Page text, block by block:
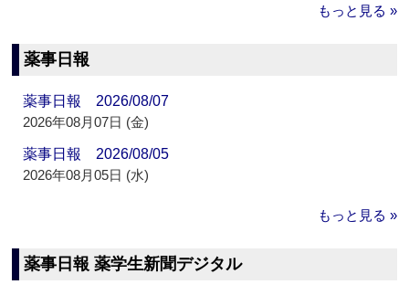
もっと見る »
薬事日報
薬事日報 2026/08/07
2026年08月07日 (金)
薬事日報 2026/08/05
2026年08月05日 (水)
もっと見る »
薬事日報 薬学生新聞デジタル